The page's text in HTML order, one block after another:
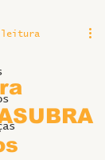
leitura